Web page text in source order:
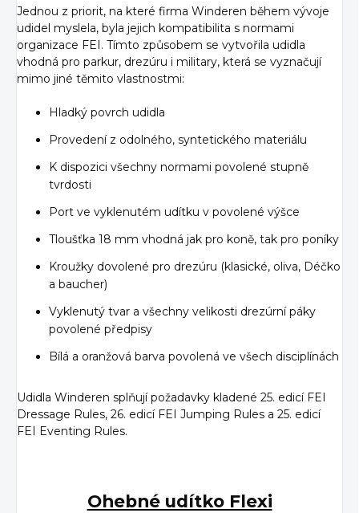
Jednou z priorit, na které firma Winderen během vývoje
udidel myslela, byla jejich kompatibilita s normami
organizace FEI. Tímto způsobem se vytvořila udidla
vhodná pro parkur, drezúru i military, která se vyznačují
mimo jiné těmito vlastnostmi:
Hladký povrch udidla
Provedení z odolného, syntetického materiálu
K dispozici všechny normami povolené stupně
tvrdosti
Port ve vyklenutém udítku v povolené výšce
Tloušťka 18 mm vhodná jak pro koně, tak pro poníky
Kroužky dovolené pro drezúru (klasické, oliva, Déčko
a baucher)
Vyklenutý tvar a všechny velikosti drezúrní páky
povolené předpisy
Bílá a oranžová barva povolená ve všech disciplínách
Udidla Winderen splňují požadavky kladené 25. edicí FEI
Dressage Rules, 26. edicí FEI Jumping Rules a 25. edicí
FEI Eventing Rules.
Ohebné udítko Flexi